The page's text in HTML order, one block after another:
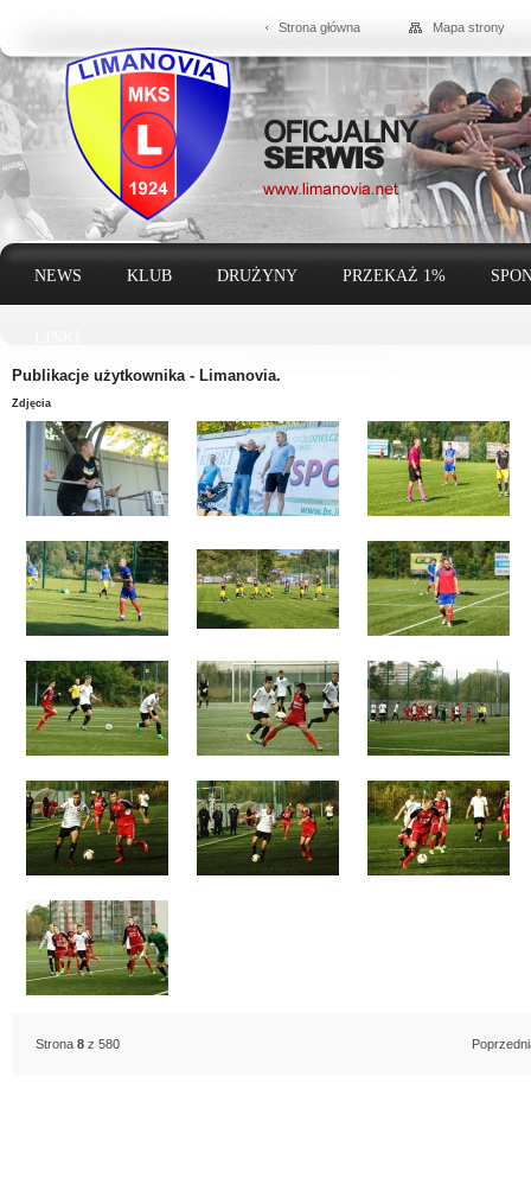
Strona główna Mapa strony
NEWS KLUB DRUŻYNY PRZEKAŻ 1%
Publikacje użytkownika - Limanovia.
Zdjęcia
Strona 8 z 580